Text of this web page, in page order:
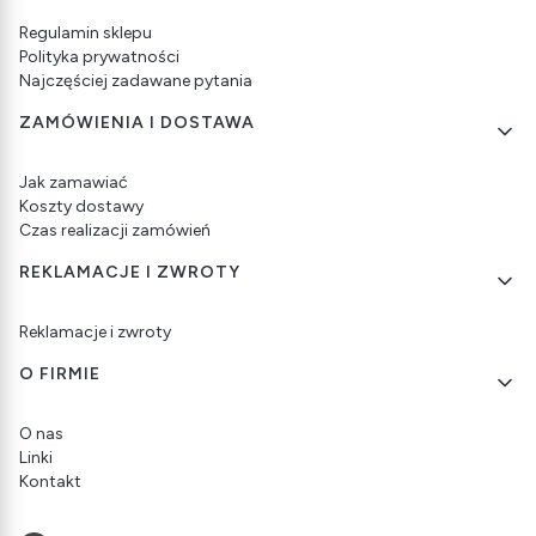
Regulamin sklepu
Polityka prywatności
Najczęściej zadawane pytania
ZAMÓWIENIA I DOSTAWA
Jak zamawiać
Koszty dostawy
Czas realizacji zamówień
REKLAMACJE I ZWROTY
Reklamacje i zwroty
O FIRMIE
O nas
Linki
Kontakt